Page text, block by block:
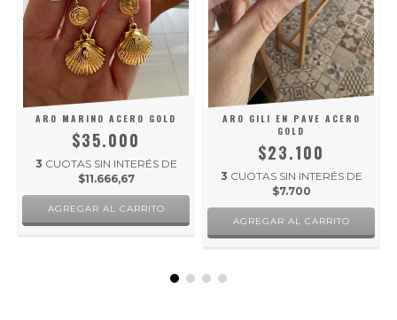
ARO MARINO ACERO GOLD
$35.000
3 CUOTAS SIN INTERÉS DE
$11.666,67
ARO GILI EN PAVE ACERO
GOLD
$23.100
3 CUOTAS SIN INTERÉS DE
$7.700